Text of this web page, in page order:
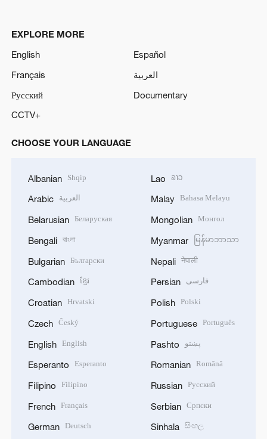
EXPLORE MORE
English
Español
Français
العربية
Русский
Documentary
CCTV+
CHOOSE YOUR LANGUAGE
Albanian Shqip
Arabic العربية
Belarusian Беларуская
Bengali বাংলা
Bulgarian Български
Cambodian ខ្មែរ
Croatian Hrvatski
Czech Český
English English
Esperanto Esperanto
Filipino Filipino
French Français
German Deutsch
Lao ລາວ
Malay Bahasa Melayu
Mongolian Монгол
Myanmar မြန်မာဘာသာ
Nepali नेपाली
Persian فارسی
Polish Polski
Portuguese Português
Pashto پښتو
Romanian Română
Russian Русский
Serbian Српски
Sinhala සිංහල